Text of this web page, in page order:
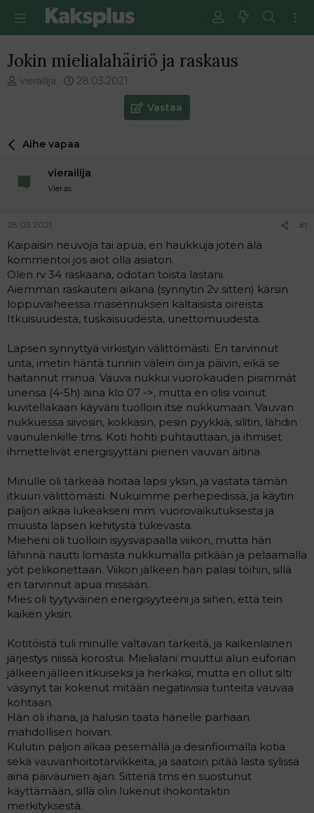
Jokin mielialahäiriö ja raskaus
V
e
t
n
a
o
i
t
t
a
a
vierailija
E
m
i
i
s
t
i
28.03.2021
Vastaa
Aihe vapaa
vierailija
Vieras
28.03.2021 #1
Kaipaisin neuvoja tai apua, en haukkuja joten älä
kommentoi jos aiot olla asiaton.
Olen rv 34 raskaana, odotan toista lastani.
Aiemman raskauteni aikana (synnytin 2v sitten) kärsin
loppuvaiheessa masennuksen kaltaisista oireista.
Itkuisuudesta, tuskaisuudesta, unettomuudesta.
Lapsen synnyttyä virkistyin välittömästi. En tarvinnut
unta, imetin häntä tunnin välein öin ja päivin, eikä se
haitannut minua. Vauva nukkui vuorokauden pisimmät
unensa (4-5h) aina klo 07 ->, mutta en olisi voinut
kuvitellakaan käyväni tuolloin itse nukkumaan. Vauvan
nukkuessa siivosin, kokkasin, pesin pyykkiä, silitin, lähdin
vaunulenkille tms. Koti hohti puhtauttaan, ja ihmiset
ihmettelivät energisyyttäni pienen vauvan äitinä.
Minulle oli tärkeää hoitaa lapsi yksin, ja vastata tämän
itkuun välittömästi. Nukuimme perhepedissä, ja käytin
paljon aikaa lukeakseni mm. vuorovaikutuksesta ja
muusta lapsen kehitystä tukevasta.
Mieheni oli tuolloin isyysvapaalla viikon, mutta hän
lähinnä nautti lomasta nukkumalla pitkään ja pelaamalla
yöt pelikonettaan. Viikon jälkeen hän palasi töihin, sillä
en tarvinnut apua missään.
Mies oli tyytyväinen energisyyteeni ja siihen, että tein
kaiken yksin.
Kotitöistä tuli minulle valtavan tärkeitä, ja kaikenlainen
järjestys niissä korostui. Mielialani muuttui alun euforian
jälkeen jälleen itkuiseksi ja herkäksi, mutta en ollut silti
väsynyt tai kokenut mitään negatiivisia tunteita vauvaa
kohtaan.
Hän oli ihana, ja halusin taata hänelle parhaan
mahdollisen hoivan.
Kulutin paljon aikaa pesemällä ja desinfioimalla kotia
sekä vauvanhoitotarvikkeita, ja saatoin pitää lasta sylissä
aina päiväunien ajan. Sitteriä tms en suostunut
käyttämään, sillä olin lukenut ihokontaktin
merkityksestä.